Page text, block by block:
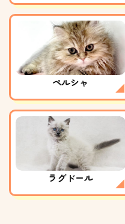
ペルシャ
ラグドール